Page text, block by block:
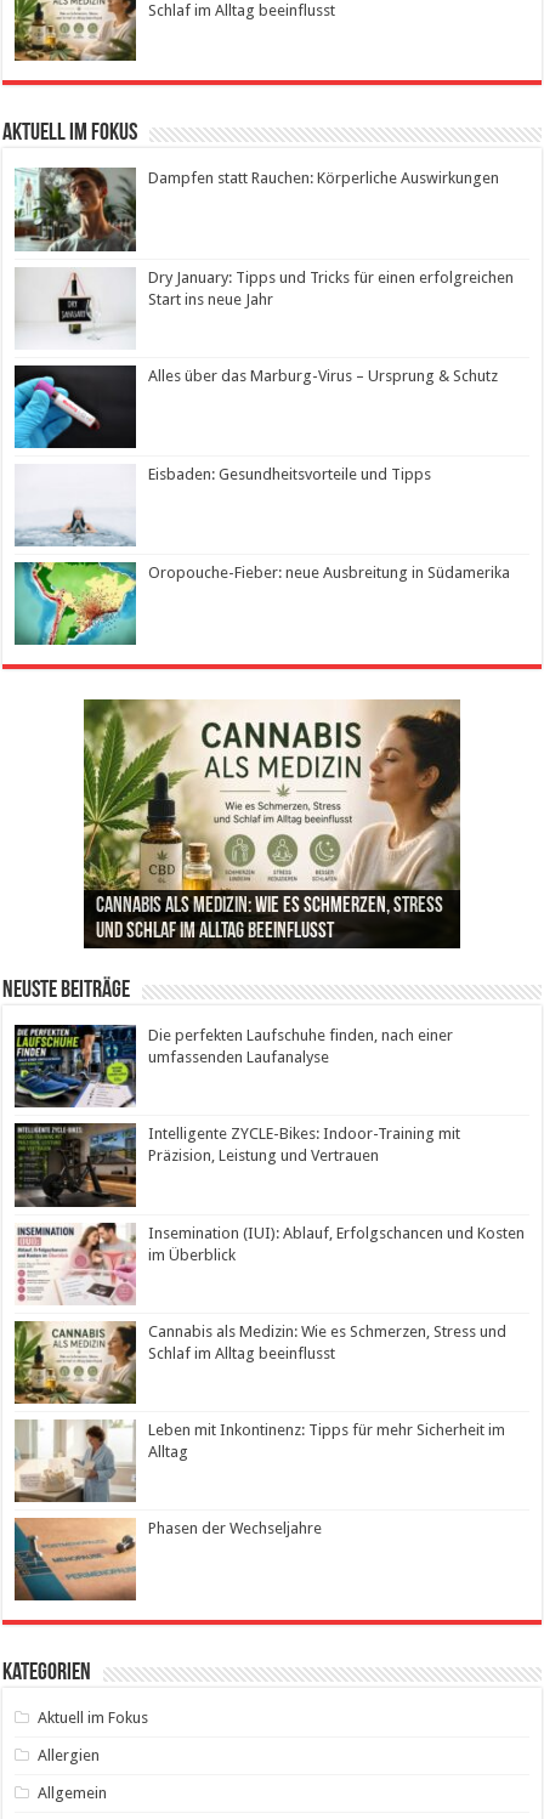
Schlaf im Alltag beeinflusst
Aktuell im Fokus
Dampfen statt Rauchen: Körperliche Auswirkungen
Dry January: Tipps und Tricks für einen erfolgreichen
Start ins neue Jahr
Alles über das Marburg-Virus – Ursprung & Schutz
Eisbaden: Gesundheitsvorteile und Tipps
Oropouche-Fieber: neue Ausbreitung in Südamerika
Die perfekten Laufschuhe finden, nach einer
umfassenden Laufanalyse
Intelligente ZYCLE-Bikes: Indoor-Training mit
Präzision, Leistung und Vertrauen
Insemination (IUI): Ablauf, Erfolgschancen und
Kosten im Überblick
Cannabis als Medizin: Wie es Schmerzen, Stress
und Schlaf im Alltag beeinflusst
Leben mit Inkontinenz: Tipps für mehr
Sicherheit im Alltag
Neuste Beiträge
Die perfekten Laufschuhe finden, nach einer
umfassenden Laufanalyse
Intelligente ZYCLE-Bikes: Indoor-Training mit
Präzision, Leistung und Vertrauen
Insemination (IUI): Ablauf, Erfolgschancen und Kosten
im Überblick
Cannabis als Medizin: Wie es Schmerzen, Stress und
Schlaf im Alltag beeinflusst
Leben mit Inkontinenz: Tipps für mehr Sicherheit im
Alltag
Phasen der Wechseljahre
Kategorien
Aktuell im Fokus
Allergien
Allgemein